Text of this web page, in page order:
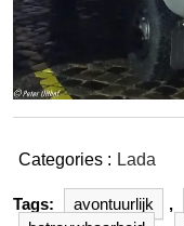
Categories : Lada
Tags: avontuurlijk ,